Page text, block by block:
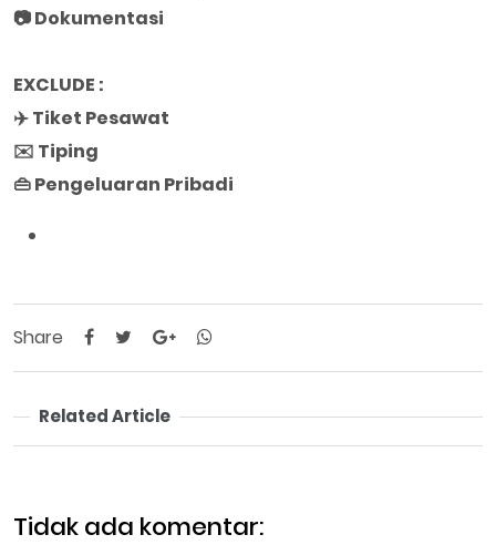
📷 Dokumentasi
EXCLUDE :
✈️ Tiket Pesawat
✉️ Tiping
👜 Pengeluaran Pribadi
Share
Related Article
Tidak ada komentar: